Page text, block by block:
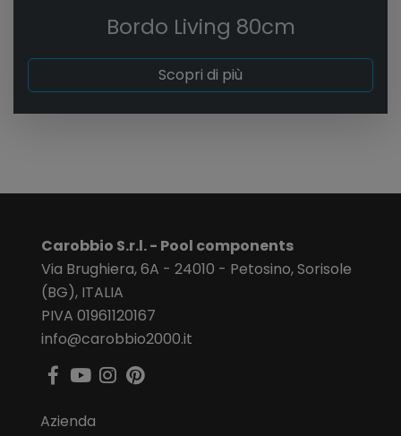
Bordo Living 80cm
Scopri di più
Carobbio S.r.l. - Pool components
Via Brughiera, 6A - 24010 - Petosino, Sorisole
(BG), ITALIA
PIVA 01961120167
info@carobbio2000.it
Azienda